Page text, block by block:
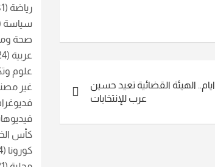
بعد استبعاده قبل 4 ايام.. الهيئة القضائية تعيد حسين
عرب للإنتخابات
رياضة (81)
سياسة
صحة
عربية (24)
علوم
غير
كأس
كورونا (4)